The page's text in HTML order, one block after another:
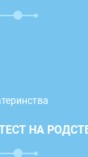
НА